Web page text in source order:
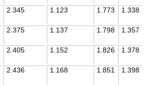
2.345 1.123 1.773 1.338
2.375 1.137 1.798 1.357
2.405 1.152 1.826 1.378
2.436 1.168 1.851 1.398